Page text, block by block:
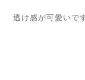
透け感が可愛いで